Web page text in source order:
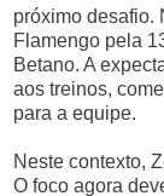
próximo desafio.
Flamengo pela
Betano. A
aos treinos,
para a equipe.
Neste contexto,
O foco agora